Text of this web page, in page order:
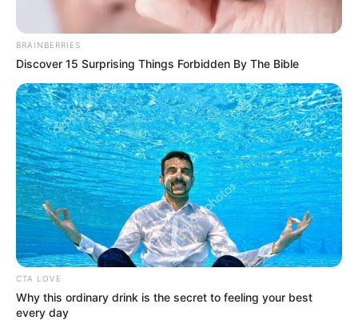
BRAINBERRIES
Discover 15 Surprising Things Forbidden By The Bible
CTA LOVE
Why this ordinary drink is the secret to feeling your best
every day